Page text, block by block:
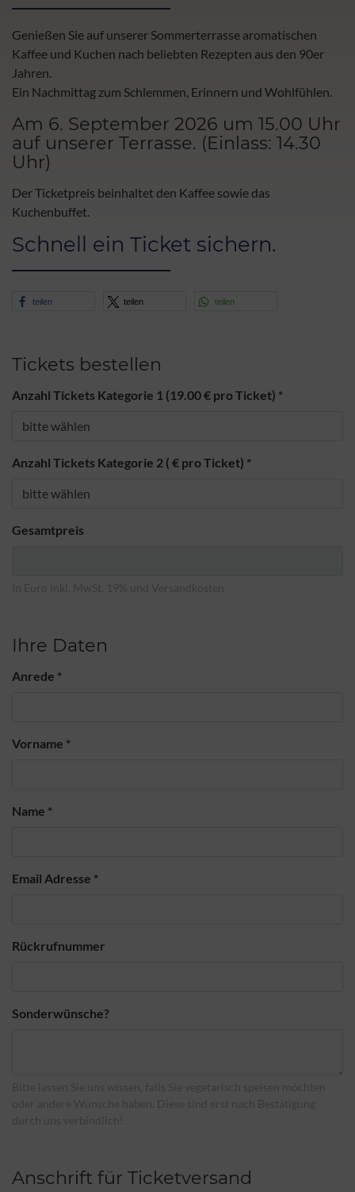
Genießen Sie auf unserer Sommerterrasse aromatischen
Kaffee und Kuchen nach beliebten Rezepten aus den 90er
Jahren.
Ein Nachmittag zum Schlemmen, Erinnern und Wohlfühlen.
Am 6. September 2026 um 15.00 Uhr
auf unserer Terrasse. (Einlass: 14.30
Uhr)
Der Ticketpreis beinhaltet den Kaffee sowie das
Kuchenbuffet.
Schnell ein Ticket sichern.
teilen teilen teilen
Tickets bestellen
Anzahl Tickets Kategorie 1 (19.00 € pro Ticket) *
Anzahl Tickets Kategorie 2 ( € pro Ticket) *
Gesamtpreis
Ihre Daten
Anrede *
Vorname *
Name *
Email Adresse *
Rückrufnummer
Sonderwünsche?
Anschrift für Ticketversand